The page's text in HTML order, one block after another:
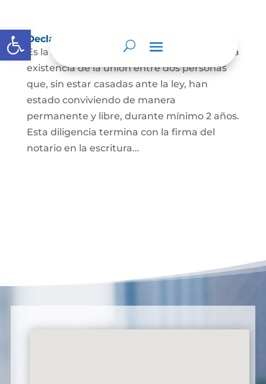
Abrir barra de herramientas
Declaración de Unión Marital de Hecho
Es la manifestación ante juez o notario de la
existencia de la unión entre dos personas
que, sin estar casadas ante la ley, han
estado conviviendo de manera
permanente y libre, durante mínimo 2 años.
Esta diligencia termina con la firma del
notario en la escritura...